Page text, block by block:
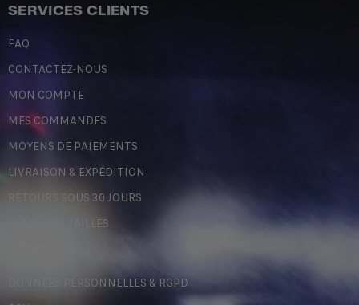
SERVICES CLIENTS
FAQ
CONTACTEZ-NOUS
MON COMPTE
MES COMMANDES
MOYENS DE PAIEMENTS
LIVRAISON & EXPÉDITION
RETOURS SOUS 30 JOURS
GUIDE DES TAILLES
DONNÉES PERSONNELLES & RGPD